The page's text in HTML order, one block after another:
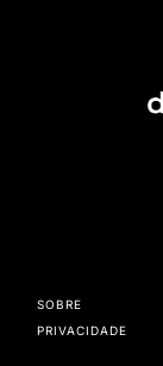
SOBRE
PRIVACIDADE